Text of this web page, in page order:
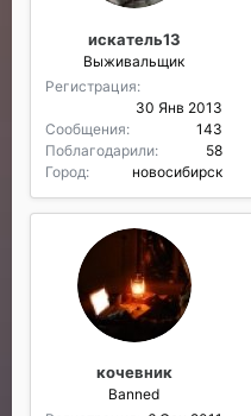
искатель13
Выживальщик
Регистрация
30 Янв 2013
Сообщения
143
Поблагодарили
58
Город
новосибирск
кочевник
Banned